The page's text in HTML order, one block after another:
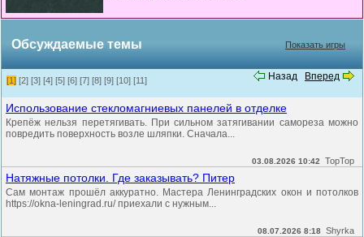
Обсуждаемые темы Показать игры
Назад Вперед
[1] [2] [3] [4] [5] [6] [7] [8] [9] [10] [11]
Использование стекломагниевых панелей в отделке
Крепёж нельзя перетягивать. При сильном затягивании самореза можно
повредить поверхность возле шляпки. Сначала...
03.08.2026 10:42 TopTop
Натяжные потолки. Где заказывать? Питер
Сам монтаж прошёл аккуратно. Мастера Ленинградских окон и потолков
https://okna-leningrad.ru/ приехали с нужным...
08.07.2026 8:18 Shyrka